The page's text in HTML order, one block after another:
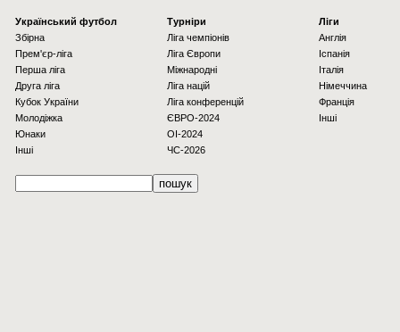
Українcький футбол
Збірна
Прем'єр-ліга
Перша ліга
Друга ліга
Кубок України
Молодіжка
Юнаки
Інші
Турніри
Ліга чемпіонів
Ліга Європи
Міжнародні
Ліга націй
Ліга конференцій
ЄВРО-2024
OI-2024
ЧС-2026
Ліги
Англія
Іспанія
Італія
Німеччина
Франція
Інші